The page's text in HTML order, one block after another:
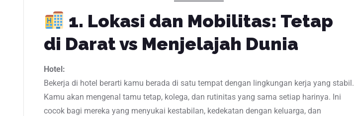
1. Lokasi dan Mobilitas: Tetap
di Darat vs Menjelajah Dunia
Hotel:
Bekerja di hotel berarti kamu berada di satu tempat dengan lingkungan kerja yang stabil.
Kamu akan mengenal tamu tetap, kolega, dan rutinitas yang sama setiap harinya. Ini
cocok bagi mereka yang menyukai kestabilan, kedekatan dengan keluarga, dan